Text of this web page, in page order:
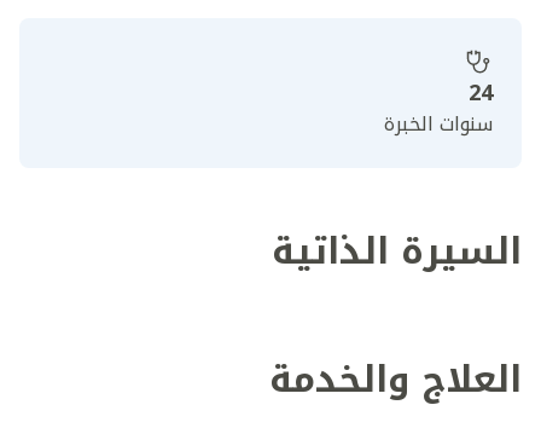
24
سنوات الخبرة
السيرة الذاتية
العلاج والخدمة